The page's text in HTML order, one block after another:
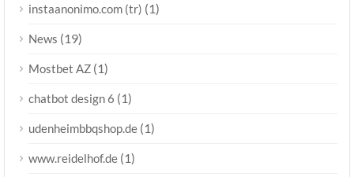
instaanonimo.com (tr) (1)
News (19)
Mostbet AZ (1)
chatbot design 6 (1)
udenheimbbqshop.de (1)
www.reidelhof.de (1)